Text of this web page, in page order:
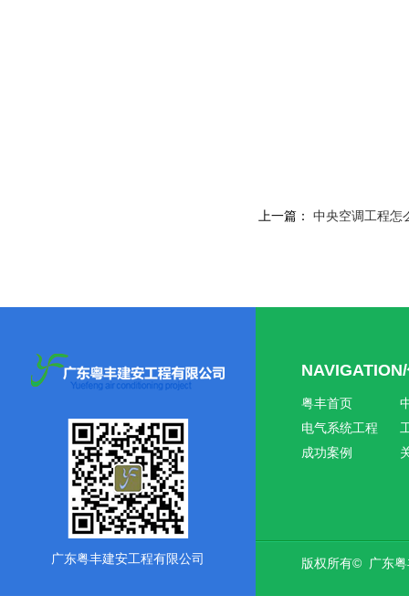
上一篇： 中央空调工程怎
广东粤丰建安工程有限公司
粤丰首页
电气系统工程
成功案例
版权所有© 广东